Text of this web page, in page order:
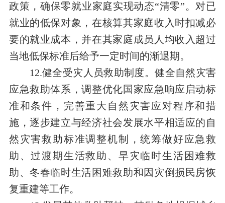
政策，确保零就业家庭实现动态“清零”。对已
就业的低保对象，在核算其家庭收入时扣减必
要的就业成本，并在其家庭成员人均收入超过
当地低保标准后给予一定时间的渐退期。
12.健全受灾人员救助制度。健全自然灾害
应急救助体系，调整优化国家应急响应启动标
准和条件，完善重大自然灾害应对程序和措
施，逐步建立与经济社会发展水平相适应的自
然灾害救助标准调整机制，统筹做好应急救
助、过渡期生活救助、旱灾临时生活困难救
助、冬春临时生活困难救助和因灾倒损民房恢
复重建等工作。